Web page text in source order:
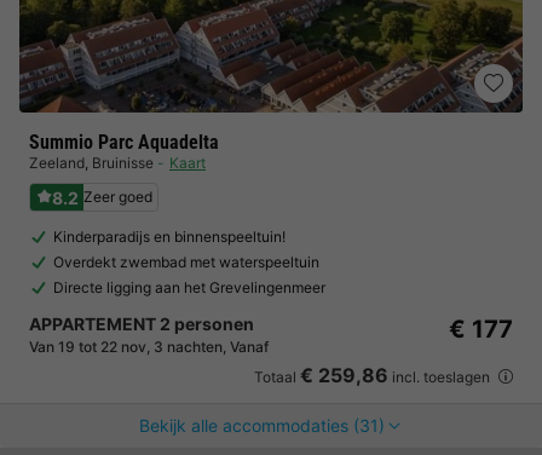
Summio Parc Aquadelta
Zeeland, Bruinisse Kaart
8.2 Zeer goed
Kinderparadijs en binnenspeeltuin!
Overdekt zwembad met waterspeeltuin
Directe ligging aan het Grevelingenmeer
APPARTEMENT 2 personen
Van 19 tot 22 nov, 3 nachten, Vanaf
€ 177
Totaal € 259,86 incl. toeslagen
Bekijk alle accommodaties (31)